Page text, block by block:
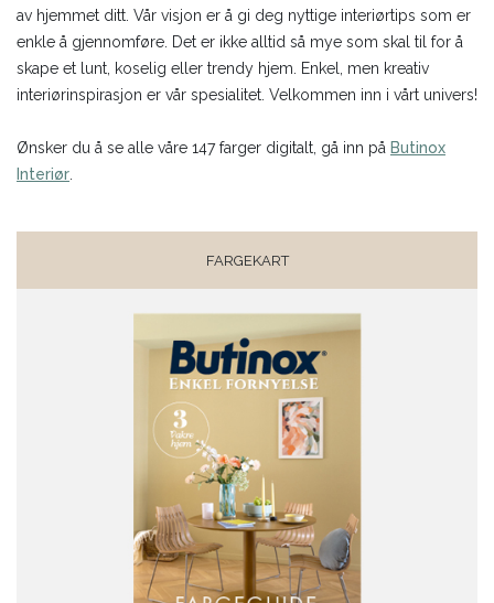
av hjemmet ditt. Vår visjon er å gi deg nyttige interiørtips som er
enkle å gjennomføre. Det er ikke alltid så mye som skal til for å
skape et lunt, koselig eller trendy hjem. Enkel, men kreativ
interiørinspirasjon er vår spesialitet. Velkommen inn i vårt univers!
Ønsker du å se alle våre 147 farger digitalt, gå inn på Butinox
Interiør.
FARGEKART